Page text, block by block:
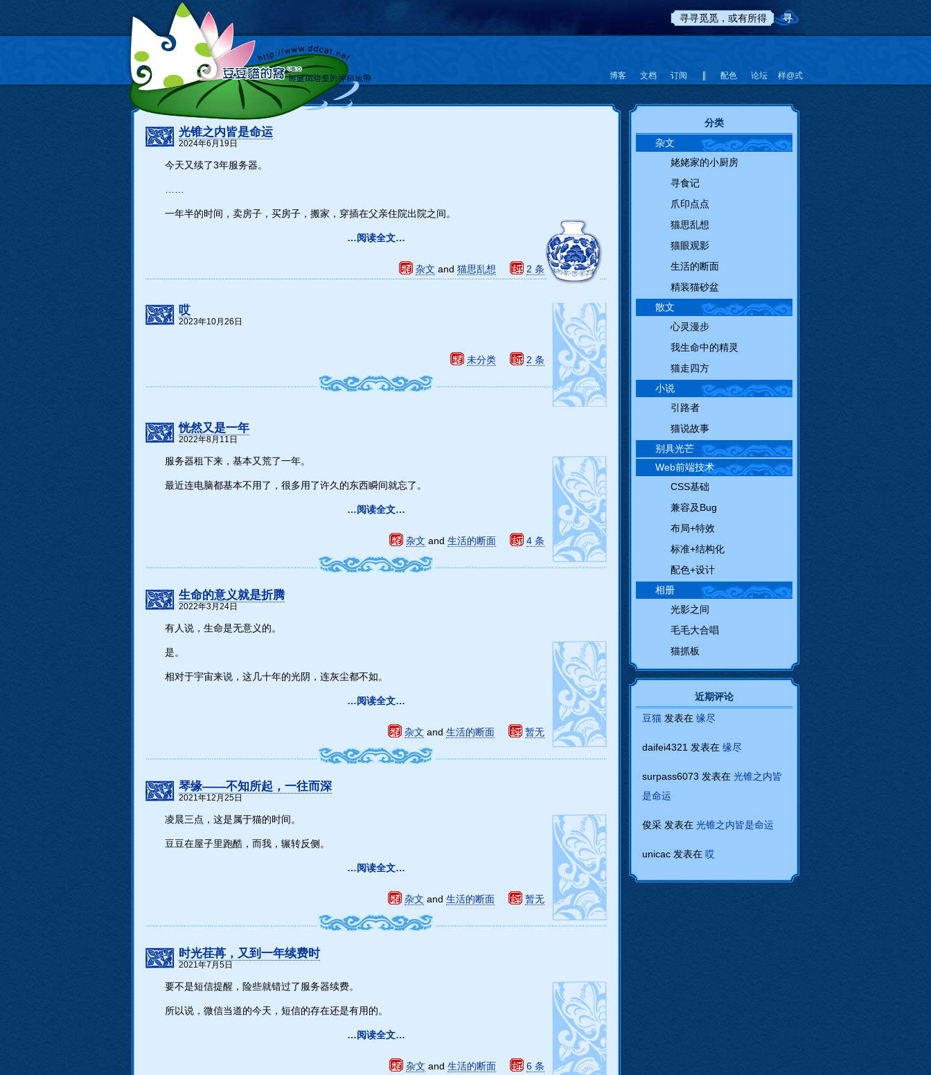
博客 文档 订阅 配色 论坛 样@式
光锥之内皆是命运
2024年6月19日
今天又续了3年服务器。
一年半的时间，卖房子，买房子，搬家，穿插在父亲住院出院之间。
…阅读全文…
2 条
杂文 and 猫思乱想
哎
2023年10月26日
2 条
未分类
恍然又是一年
2022年8月11日
服务器租下来，基本又荒了一年。
最近连电脑都基本不用了，很多用了许久的东西瞬间就忘了。
…阅读全文…
4 条
杂文 and 生活的断面
生命的意义就是折腾
2022年3月24日
有人说，生命是无意义的。
是。
相对于宇宙来说，这几十年的光阴，连灰尘都不如。
…阅读全文…
暂无
杂文 and 生活的断面
琴缘——不知所起，一往而深
2021年12月25日
凌晨三点，这是属于猫的时间。
豆豆在屋子里跑酷，而我，辗转反侧。
…阅读全文…
暂无
杂文 and 生活的断面
时光荏苒，又到一年续费时
2021年7月5日
要不是短信提醒，险些就错过了服务器续费。
所以说，微信当道的今天，短信的存在还是有用的。
…阅读全文…
6 条
杂文 and 生活的断面
分类
杂文
姥姥家的小厨房
寻食记
爪印点点
猫思乱想
猫眼观影
生活的断面
精装猫砂盆
散文
心灵漫步
我生命中的精灵
猫走四方
小说
引路者
猫说故事
别具光芒
Web前端技术
CSS基础
兼容及Bug
布局+特效
标准+结构化
配色+设计
相册
光影之间
毛毛大合唱
猫抓板
近期评论
豆猫 发表在 缘尽
daifei4321 发表在 缘尽
surpass6073 发表在 光锥之内皆
是命运
俊采 发表在 光锥之内皆是命运
unicac 发表在 哎